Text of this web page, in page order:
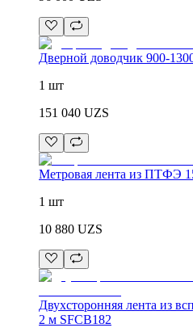
Дверной доводчик 900-
1 шт
151 040 UZS
Метровая лента из ПТФЭ
1 шт
10 880 UZS
Двухсторонняя лента из
2 м SFCB182